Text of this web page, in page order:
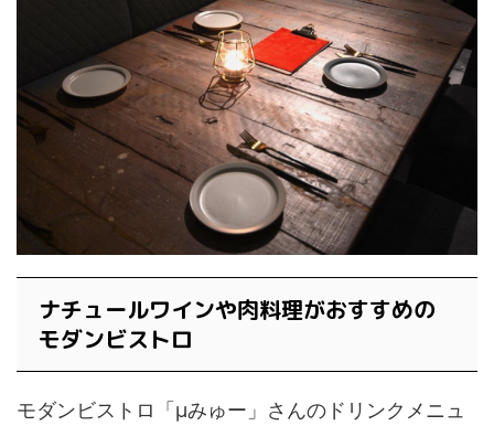
ナチュールワインや肉料理がおすすめの
モダンビストロ
モダンビストロ「μみゅー」さんのドリンクメニュ